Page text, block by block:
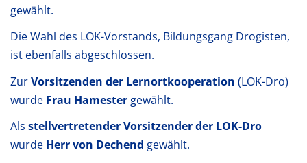
gewählt.
Die Wahl des LOK-Vorstands, Bildungsgang Drogisten,
ist ebenfalls abgeschlossen.
ZurVorsitzenden der Lernortkooperation (LOK-Dro)
wurde Frau Hamester gewählt.
Als stellvertretender Vorsitzender der LOK-Dro
wurde Herr von Dechend gewählt.